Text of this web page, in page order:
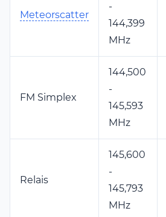
Meteorscatter
-
144,399
MHz
FM Simplex
144,500
-
145,593
MHz
Relais
145,600
-
145,793
MHz